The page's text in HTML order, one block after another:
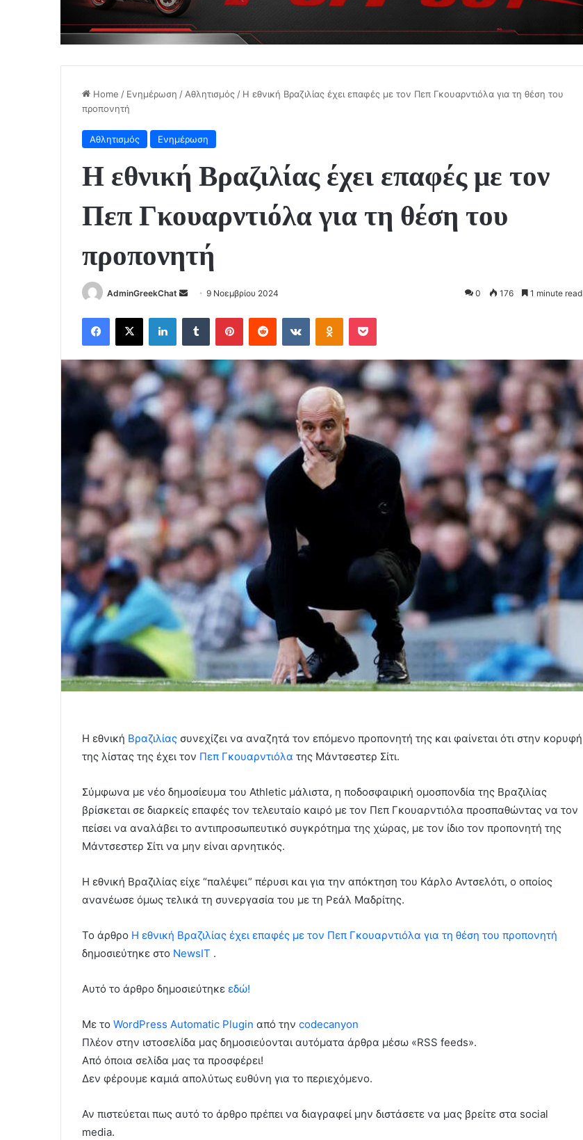
Home / Ενημέρωση / Αθλητισμός / Η εθνική Βραζιλίας έχει επαφές με τον Πεπ Γκουαρντιόλα για τη θέση του
προπονητή
Αθλητισμός Ενημέρωση
Η εθνική Βραζιλίας έχει επαφές με τον
Πεπ Γκουαρντιόλα για τη θέση του
προπονητή
AdminGreekChat
Send
email
9 Νοεμβρίου 2024 0 176 1 minute read
Facebook
X LinkedInTumblr PinterestReddit VKontakteOdnoklassniki
Pocket
Η εθνική Βραζιλίας συνεχίζει να αναζητά τον επόμενο προπονητή της και φαίνεται ότι στην κορυφή
της λίστας της έχει τον Πεπ Γκουαρντιόλα της Μάντσεστερ Σίτι.
Σύμφωνα με νέο δημοσίευμα του Athletic μάλιστα, η ποδοσφαιρική ομοσπονδία της Βραζιλίας
βρίσκεται σε διαρκείς επαφές τον τελευταίο καιρό με τον Πεπ Γκουαρντιόλα προσπαθώντας να τον
πείσει να αναλάβει το αντιπροσωπευτικό συγκρότημα της χώρας, με τον ίδιο τον προπονητή της
Μάντσεστερ Σίτι να μην είναι αρνητικός.
Η εθνική Βραζιλίας είχε “παλέψει” πέρυσι και για την απόκτηση του Κάρλο Αντσελότι, ο οποίος
ανανέωσε όμως τελικά τη συνεργασία του με τη Ρεάλ Μαδρίτης.
To άρθρο Η εθνική Βραζιλίας έχει επαφές με τον Πεπ Γκουαρντιόλα για τη θέση του προπονητή
δημοσιεύτηκε στο NewsIT .
Αυτό το άρθρο δημοσιεύτηκε εδώ!
Με το WordPress Automatic Plugin από την codecanyon
Πλέον στην ιστοσελίδα μας δημοσιεύονται αυτόματα άρθρα μέσω «RSS feeds».
Από όποια σελίδα μας τα προσφέρει!
Δεν φέρουμε καμιά απολύτως ευθύνη για το περιεχόμενο.
Αν πιστεύεται πως αυτό το άρθρο πρέπει να διαγραφεί μην διστάσετε να μας βρείτε στα social
media.